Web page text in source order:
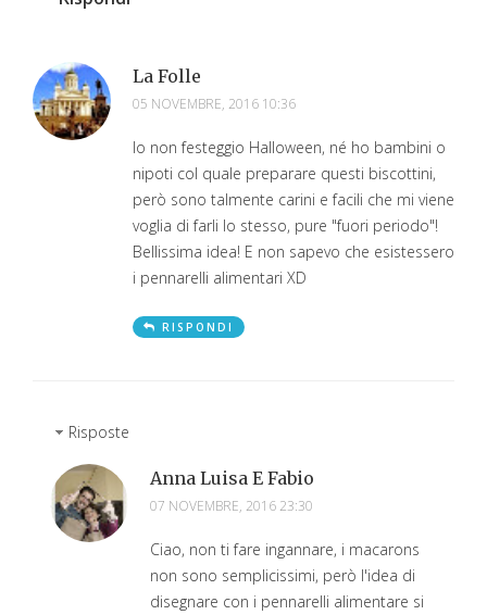
La Folle
05 NOVEMBRE, 2016 10:36
Io non festeggio Halloween, né ho bambini o
nipoti col quale preparare questi biscottini,
però sono talmente carini e facili che mi viene
voglia di farli lo stesso, pure "fuori periodo"!
Bellissima idea! E non sapevo che esistessero
i pennarelli alimentari XD
RISPONDI
Risposte
Anna Luisa E Fabio
07 NOVEMBRE, 2016 23:30
Ciao, non ti fare ingannare, i macarons
non sono semplicissimi, però l'idea di
disegnare con i pennarelli alimentare si